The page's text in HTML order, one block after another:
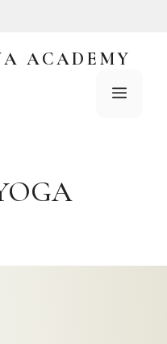
ACADEMY
Menú